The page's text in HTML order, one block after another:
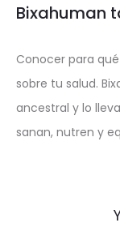
Bixahuman
Conocer para
sobre tu salud.
ancestral y lo
sanan, nutren y